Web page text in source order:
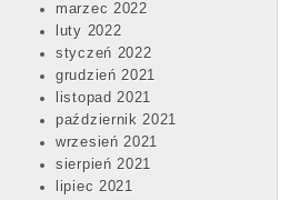
marzec 2022
luty 2022
styczeń 2022
grudzień 2021
listopad 2021
październik 2021
wrzesień 2021
sierpień 2021
lipiec 2021